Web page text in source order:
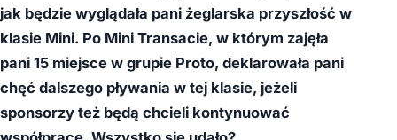
jak będzie wyglądała pani żeglarska przyszłość w
klasie Mini. Po Mini Transacie, w którym zajęła
pani 15 miejsce w grupie Proto, deklarowała pani
chęć dalszego pływania w tej klasie, jeżeli
sponsorzy też będą chcieli kontynuować